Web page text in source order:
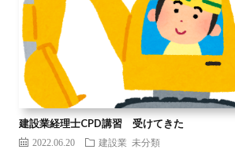
建設業経理士CPD講習 受けてきた
2022.06.20 建設業 未分類